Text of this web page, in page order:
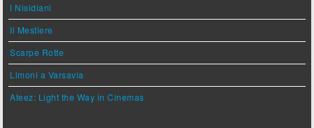
I Nisidiani
Il Mestiere
Scarpe Rotte
Limoni a Varsavia
Ateez: Light the Way in Cinemas